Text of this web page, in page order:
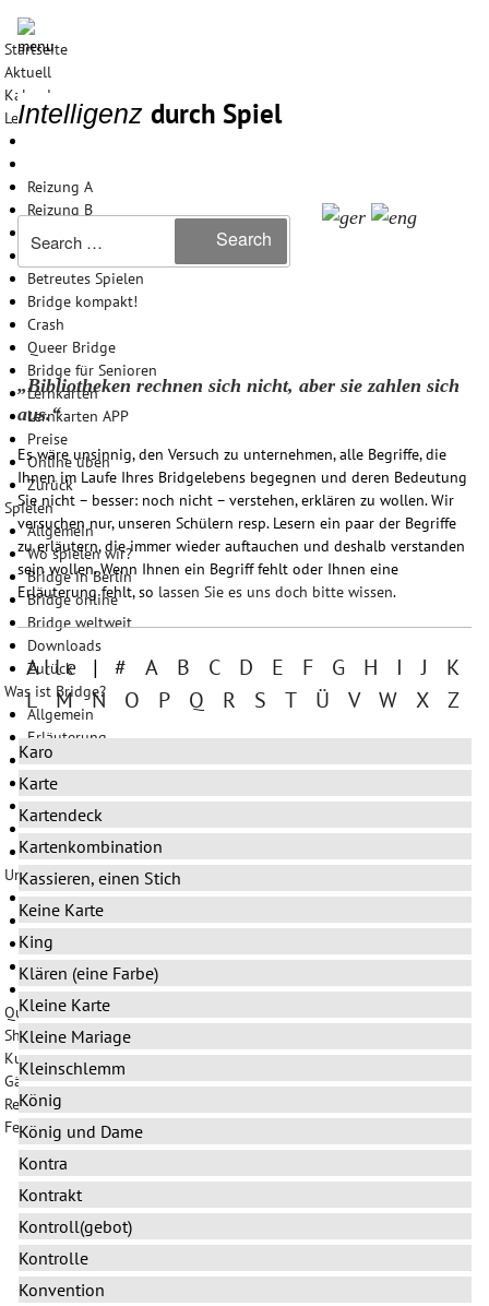
Startseite
Aktuell
Kalender
Lernen
Reizung A
Reizung B
Alleinspiel
Gegenspiel
Betreutes Spielen
Bridge kompakt!
Crash
Queer Bridge
Bridge für Senioren
Lernkarten
Lernkarten APP
Preise
Online üben
Zurück
Spielen
Allgemein
Wo spielen wir?
Bridge in Berlin
Bridge online
Bridge weltweit
Downloads
Zurück
Was ist Bridge?
Allgemein
Erläuterung
Bridge ist ethisch
Lexikon
Konventionen
Wörterbuch Englisch-Deutsch
Zurück
Unterwegs
Allgemein
Bridge im Urlaub
Bridge im Hotel
Bridge im Heimatclub
Zurück
Quiz
Shop
Kursanmeldung
Gästebuch
Registrierung
Feedback
„Bibliotheken rechnen sich nicht, aber sie zahlen sich
aus.“
Es wäre unsinnig, den Versuch zu unternehmen, alle Begriffe, die
Ihnen im Laufe Ihres Bridgelebens begegnen und deren Bedeutung
Sie nicht – besser: noch nicht – verstehen, erklären zu wollen. Wir
versuchen nur, unseren Schülern resp. Lesern ein paar der Begriffe
zu erläutern, die immer wieder auftauchen und deshalb verstanden
sein wollen. Wenn Ihnen ein Begriff fehlt oder Ihnen eine
Erläuterung fehlt, so lassen Sie es uns doch bitte wissen.
Alle | # A B C D E F G H I J
K
L M N O P Q R S T Ü V W X Z
Karo
Karte
Kartendeck
Kartenkombination
Kassieren, einen Stich
Keine Karte
King
Klären (eine Farbe)
Kleine Karte
Kleine Mariage
Kleinschlemm
König
König und Dame
Kontra
Kontrakt
Kontroll(gebot)
Kontrolle
Konvention
Intelligenz durch Spiel
Search
Search